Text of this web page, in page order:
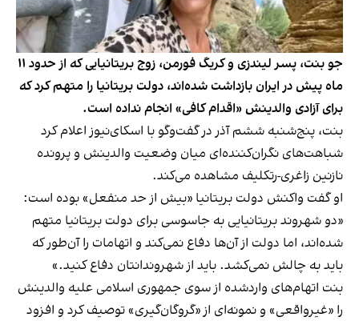
جو بنت، پسر لیندزی و کریگ فورمن، زوج بریتانیایی که از حدود ۱۱
ماه پیش در ایران بازداشت شده‌اند، دولت بریتانیا را متهم کرد که
برای آزادی والدینش «اقدام کافی» انجام نداده است.
بنت، پنج‌شنبه ششم آذر در گفت‌وگو با اسکای‌نیوز اعلام کرد
شباهت‌های نگران‌کننده‌ای میان وضعیت والدینش و پرونده
نازنین زاغری-رتکلیف مشاهده می‌کند.
او گفت واکنش دولت بریتانیا «بیش از حد منفعل» بوده است:
«دو شهروند بریتانیایی به جاسوسی برای دولت بریتانیا متهم
شده‌اند، اما دولت از آن‌ها دفاع نمی‌کند و اتهامات را آن‌طور که
باید به چالش نمی‌کشد. باید از شهروندانتان دفاع کنید.»
بنت اتهام‌های واردشده از سوی جمهوری اسلامی علیه والدینش
را «غیرواقعی» و نمونه‌ای از «گروگان‌گیری» توصیف کرد و افزود